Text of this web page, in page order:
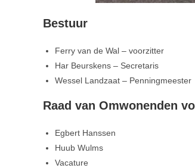
Bestuur
Ferry van de Wal – voorzitter
Har Beurskens – Secretaris
Wessel Landzaat – Penningmeester
Raad van Omwonenden
Egbert Hanssen
Huub Wulms
Vacature